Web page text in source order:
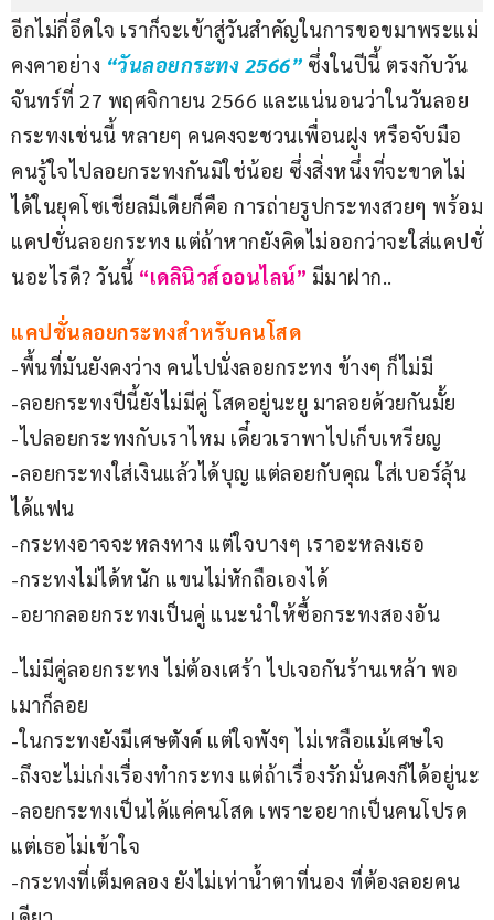
อีกไม่กี่อึดใจ เราก็จะเข้าสู่วันสำคัญในการขอขมาพระแม่
คงคาอย่าง “วันลอยกระทง 2566” ซึ่งในปีนี้ ตรงกับวัน
จันทร์ที่ 27 พฤศจิกายน 2566 และแน่นอนว่าในวันลอย
กระทงเช่นนี้ หลายๆ คนคงจะชวนเพื่อนฝูง หรือจับมือ
คนรู้ใจไปลอยกระทงกันมิใช่น้อย ซึ่งสิ่งหนึ่งที่จะขาดไม่
ได้ในยุคโซเชียลมีเดียก็คือ การถ่ายรูปกระทงสวยๆ พร้อม
แคปชั่นลอยกระทง แต่ถ้าหากยังคิดไม่ออกว่าจะใส่แคปชั่
นอะไรดี? วันนี้ “เดลินิวส์ออนไลน์” มีมาฝาก..
แคปชั่นลอยกระทงสำหรับคนโสด
-พื้นที่มันยังคงว่าง คนไปนั่งลอยกระทง ข้างๆ ก็ไม่มี
-ลอยกระทงปีนี้ยังไม่มีคู่ โสดอยู่นะยู มาลอยด้วยกันมั้ย
-ไปลอยกระทงกับเราไหม เดี๋ยวเราพาไปเก็บเหรียญ
-ลอยกระทงใส่เงินแล้วได้บุญ แต่ลอยกับคุณ ใส่เบอร์ลุ้น
ได้แฟน
-กระทงอาจจะหลงทาง แต่ใจบางๆ เราอะหลงเธอ
-กระทงไม่ได้หนัก แขนไม่หักถือเองได้
-อยากลอยกระทงเป็นคู่ แนะนำให้ซื้อกระทงสองอัน
-ไม่มีคู่ลอยกระทง ไม่ต้องเศร้า ไปเจอกันร้านเหล้า พอ
เมาก็ลอย
-ในกระทงยังมีเศษตังค์ แต่ใจพังๆ ไม่เหลือแม้เศษใจ
-ถึงจะไม่เก่งเรื่องทำกระทง แต่ถ้าเรื่องรักมั่นคงก็ได้อยู่นะ
-ลอยกระทงเป็นได้แค่คนโสด เพราะอยากเป็นคนโปรด
แต่เธอไม่เข้าใจ
-กระทงที่เต็มคลอง ยังไม่เท่าน้ำตาที่นอง ที่ต้องลอยคน